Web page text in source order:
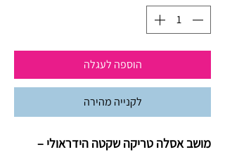
הוספה לעגלה
לקנייה מהירה
מושב אסלה טריקה שקטה הידראולי –